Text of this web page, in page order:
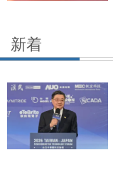
新着